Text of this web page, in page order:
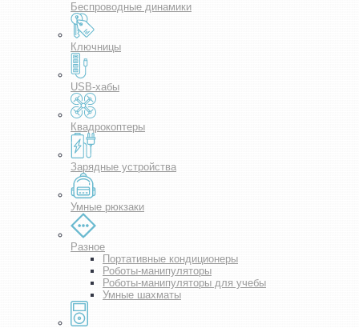
Беспроводные динамики
Ключницы
USB-хабы
Квадрокоптеры
Зарядные устройства
Умные рюкзаки
Разное
Портативные кондиционеры
Роботы-манипуляторы
Роботы-манипуляторы для учебы
Умные шахматы